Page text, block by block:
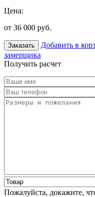
Цена:
от 36 000 руб.
Заказать Добавить в
замерщика
Получить расчет
Пожалуйста, докажите,